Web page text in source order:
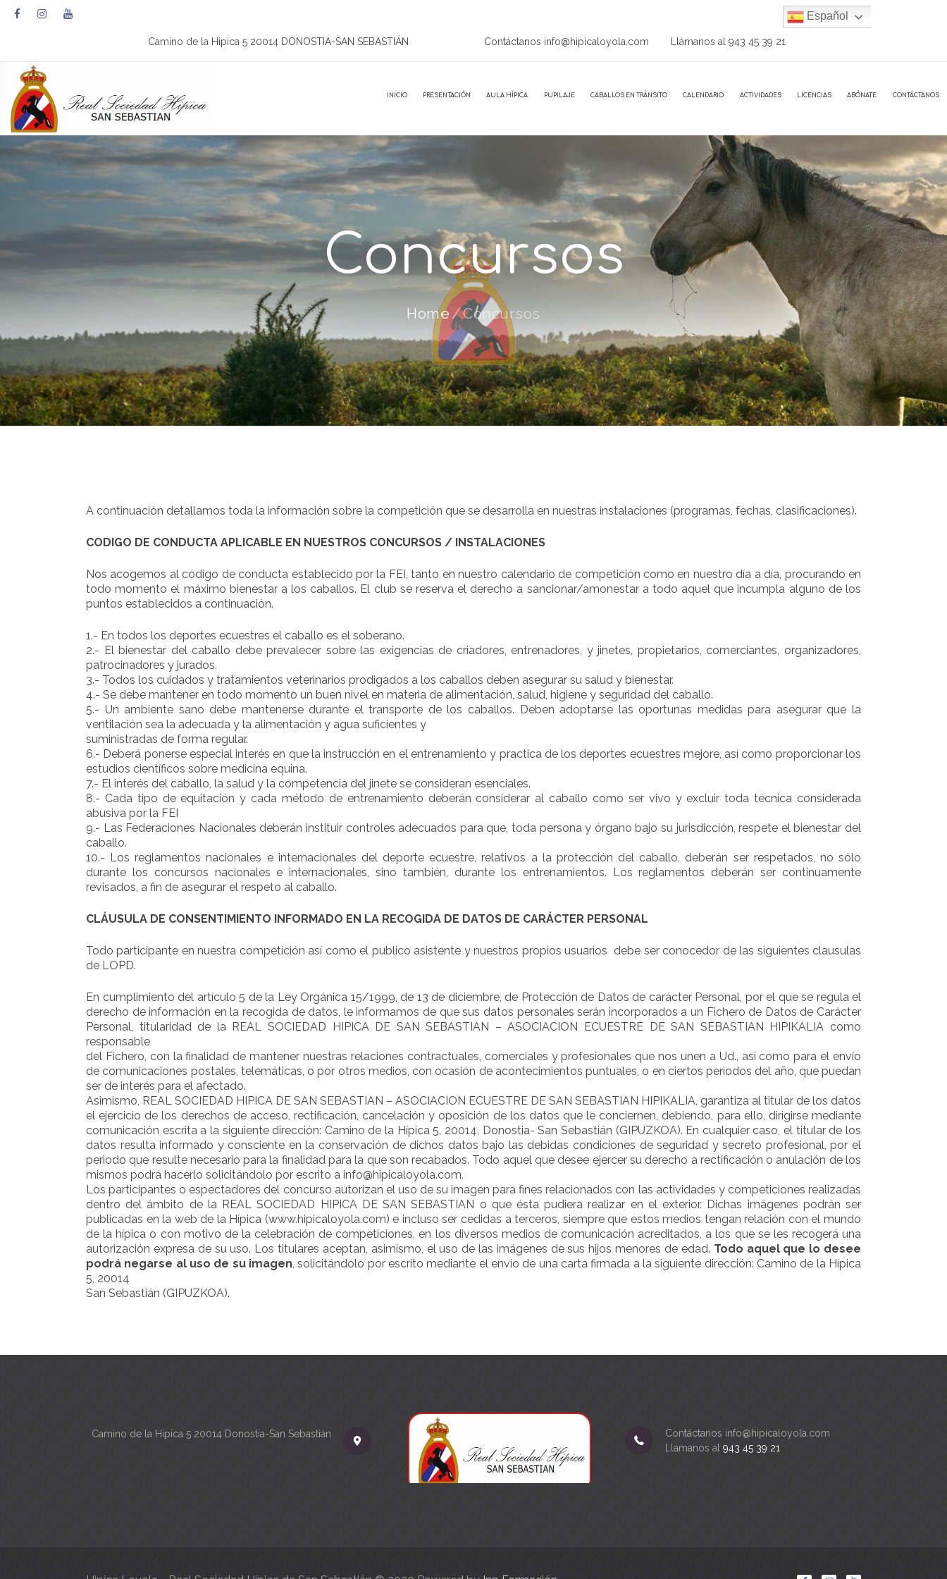
Camino de la Hipica 5 20014 DONOSTIA-SAN SEBASTIÁN Contáctanos info@hipicaloyola.com Llámanos al943 45 39 21
INICIO PRESENTACIÓN AULA HÍPICA PUPILAJE CABALLOS EN TRÁNSITO CALENDARIO ACTIVIDADES LICENCIAS ABÓNATE CONTÁCTANOS
Concursos
Home Concursos
A continuación detallamos toda la información sobre la competición que se desarrolla en nuestras instalaciones (programas, fechas, clasificaciones).
CODIGO DE CONDUCTA APLICABLE EN NUESTROS CONCURSOS / INSTALACIONES
Nos acogemos al código de conducta establecido por la FEI, tanto en nuestro calendario de competición como en nuestro día a día, procurando en
todo momento el máximo bienestar a los caballos. El club se reserva el derecho a sancionar/amonestar a todo aquel que incumpla alguno de los
puntos establecidos a continuación.
1.- En todos los deportes ecuestres el caballo es el soberano.
2.- El bienestar del caballo debe prevalecer sobre las exigencias de criadores, entrenadores, y jinetes, propietarios, comerciantes, organizadores,
patrocinadores y jurados.
3.- Todos los cuidados y tratamientos veterinarios prodigados a los caballos deben asegurar su salud y bienestar.
4.- Se debe mantener en todo momento un buen nivel en materia de alimentación, salud, higiene y seguridad del caballo.
5.- Un ambiente sano debe mantenerse durante el transporte de los caballos. Deben adoptarse las oportunas medidas para asegurar que la
ventilación sea la adecuada y la alimentación y agua suficientes y
suministradas de forma regular.
6.- Deberá ponerse especial interés en que la instrucción en el entrenamiento y practica de los deportes ecuestres mejore, así como proporcionar los
estudios científicos sobre medicina equina.
7.- El interés del caballo, la salud y la competencia del jinete se consideran esenciales.
8.- Cada tipo de equitación y cada método de entrenamiento deberán considerar al caballo como ser vivo y excluir toda técnica considerada
abusiva por la FEI
9.- Las Federaciones Nacionales deberán instituir controles adecuados para que, toda persona y órgano bajo su jurisdicción, respete el bienestar del
caballo.
10.- Los reglamentos nacionales e internacionales del deporte ecuestre, relativos a la protección del caballo, deberán ser respetados, no sólo
durante los concursos nacionales e internacionales, sino también, durante los entrenamientos. Los reglamentos deberán ser continuamente
revisados, a fin de asegurar el respeto al caballo.
CLÁUSULA DE CONSENTIMIENTO INFORMADO EN LA RECOGIDA DE DATOS DE CARÁCTER PERSONAL
Todo participante en nuestra competición así como el publico asistente y nuestros propios usuarios debe ser conocedor de las siguientes clausulas
de LOPD.
En cumplimiento del artículo 5 de la Ley Orgánica 15/1999, de 13 de diciembre, de Protección de Datos de carácter Personal, por el que se regula el
derecho de información en la recogida de datos, le informamos de que sus datos personales serán incorporados a un Fichero de Datos de Carácter
Personal, titularidad de la REAL SOCIEDAD HIPICA DE SAN SEBASTIAN – ASOCIACION ECUESTRE DE SAN SEBASTIAN HIPIKALIA como
responsable
del Fichero, con la finalidad de mantener nuestras relaciones contractuales, comerciales y profesionales que nos unen a Ud., así como para el envío
de comunicaciones postales, telemáticas, o por otros medios, con ocasión de acontecimientos puntuales, o en ciertos periodos del año, que puedan
ser de interés para el afectado.
Asimismo, REAL SOCIEDAD HIPICA DE SAN SEBASTIAN – ASOCIACION ECUESTRE DE SAN SEBASTIAN HIPIKALIA, garantiza al titular de los datos
el ejercicio de los derechos de acceso, rectificación, cancelación y oposición de los datos que le conciernen, debiendo, para ello, dirigirse mediante
comunicación escrita a la siguiente dirección: Camino de la Hípica 5, 20014, Donostia- San Sebastián (GIPUZKOA). En cualquier caso, el titular de los
datos resulta informado y consciente en la conservación de dichos datos bajo las debidas condiciones de seguridad y secreto profesional, por el
periodo que resulte necesario para la finalidad para la que son recabados. Todo aquel que desee ejercer su derecho a rectificación o anulación de los
mismos podrá hacerlo solicitándolo por escrito a info@hipicaloyola.com.
Los participantes o espectadores del concurso autorizan el uso de su imagen para fines relacionados con las actividades y competiciones realizadas
dentro del ámbito de la REAL SOCIEDAD HIPICA DE SAN SEBASTIAN o que ésta pudiera realizar en el exterior. Dichas imágenes podrán ser
publicadas en la web de la Hípica (www.hipicaloyola.com) e incluso ser cedidas a terceros, siempre que estos medios tengan relación con el mundo
de la hípica o con motivo de la celebración de competiciones, en los diversos medios de comunicación acreditados, a los que se les recogerá una
autorización expresa de su uso. Los titulares aceptan, asimismo, el uso de las imágenes de sus hijos menores de edad. Todo aquel que lo desee
podrá negarse al uso de su imagen , solicitándolo por escrito mediante el envío de una carta firmada a la siguiente dirección: Camino de la Hípica
5, 20014
San Sebastián (GIPUZKOA).
Camino de la Hipica 5 20014 Donostia-San Sebastián
Contáctanos info@hipicaloyola.com
Llámanos al 943 45 39 21
Español